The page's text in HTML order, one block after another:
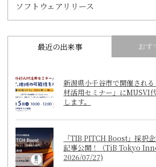
ソフトウェアリリース
最近の出来事 おす
新潟県小千谷市で開催され
材活用セミナー」にMUSVI
します。
「TIB PITCH Boost」採択
記事公開！（TiB Tokyo
2026/07/27)